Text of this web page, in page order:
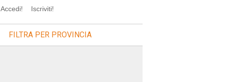
Accedi! Iscriviti!
FILTRA PER PROVINCIA